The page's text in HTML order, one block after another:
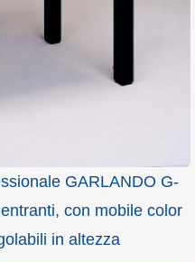
GARLANDO G-
con mobile color
in altezza